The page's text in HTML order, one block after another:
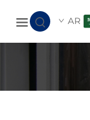
AR